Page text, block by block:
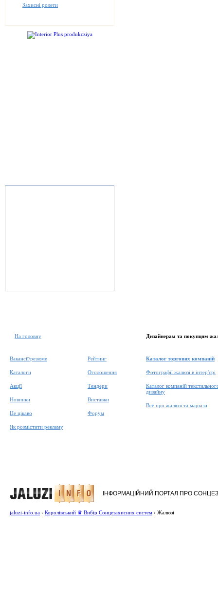
Захисні ролети
На головну
Вакансії/резюме
Каталоги
Акції
Новинки
Це цікаво
Як розмістити рекламу
Рейтинг
Оголошення
Тендери
Виставки
Форум
Дизайнерам та покупцям
Каталог торгових компаній
Фотографії жалюзі в інтер'єрі
Каталог компаній
дизайну
Все про жалюзі та маркізи
ІНФОРМАЦІЙНИЙ ПОРТАЛ ПРО
jaluzi-info.ua › Королівський ♛ Вибір Сонцезахисних систем › Жалюзі